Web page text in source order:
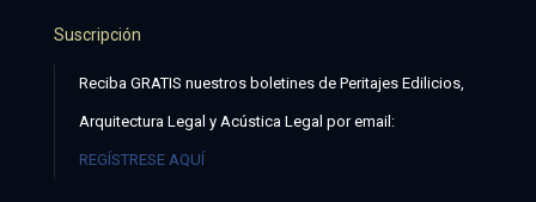
Suscripción
Reciba GRATIS nuestros boletines de Peritajes Edilicios,
Arquitectura Legal y Acústica Legal por email:
REGÍSTRESE AQUÍ